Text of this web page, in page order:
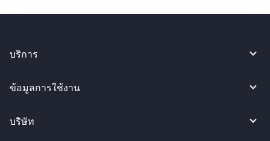
บริการ
ข้อมูลการใช้งาน
บริษัท